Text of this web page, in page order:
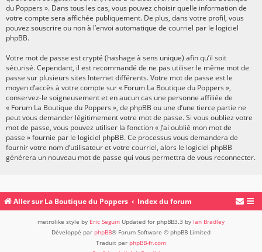
du Poppers ». Dans tous les cas, vous pouvez choisir quelle information de
votre compte sera affichée publiquement. De plus, dans votre profil, vous
pouvez souscrire ou non à l’envoi automatique de courriel par le logiciel
phpBB.
Votre mot de passe est crypté (hashage à sens unique) afin qu’il soit
sécurisé. Cependant, il est recommandé de ne pas utiliser le même mot de
passe sur plusieurs sites Internet différents. Votre mot de passe est le
moyen d’accès à votre compte sur « Forum La Boutique du Poppers »,
conservez-le soigneusement et en aucun cas une personne affiliée de
« Forum La Boutique du Poppers », de phpBB ou une d’une tierce partie ne
peut vous demander légitimement votre mot de passe. Si vous oubliez votre
mot de passe, vous pouvez utiliser la fonction « J’ai oublié mon mot de
passe » fournie par le logiciel phpBB. Ce processus vous demandera de
fournir votre nom d’utilisateur et votre courriel, alors le logiciel phpBB
générera un nouveau mot de passe qui vous permettra de vous reconnecter.
Aller sur La Boutique du Poppers Index du forum
metrolike style by Eric Seguin Updated for phpBB3.3 by Ian Bradley
Développé par phpBB® Forum Software © phpBB Limited
Traduit par phpBB-fr.com